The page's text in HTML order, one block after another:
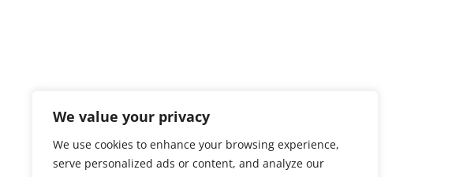
We value your privacy
We use cookies to enhance your browsing experience,
serve personalized ads or content, and analyze our